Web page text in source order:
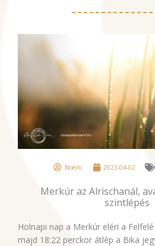
Noémi 2023-04-02
Merkúr az Alrischanál,
szintlépés
Holnapi nap a Merkúr eléri a
majd 18:22 perckor átlép a Bika